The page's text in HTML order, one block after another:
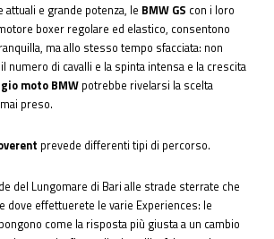
attuali e grande potenza, le BMW GS con i loro
boxer regolare ed elastico, consentono
ma allo stesso tempo sfacciata: non
numero di cavalli e la spinta intensa e la crescita
moto BMWpotrebbe rivelarsi la scelta
preso.
prevede differenti tipi di percorso.
del Lungomare di Bari alle strade sterrate che
dove effettuerete le varie Experiences: le
come la risposta più giusta a un cambio